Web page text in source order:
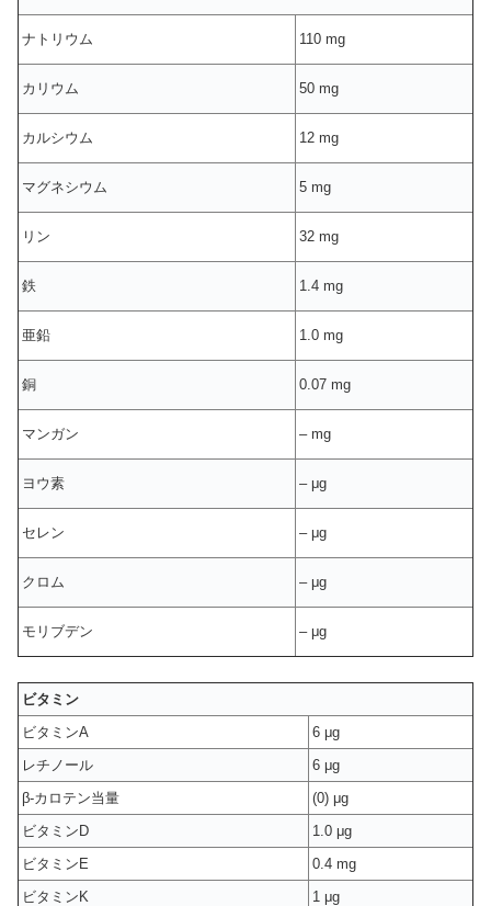
ナトリウム 110 mg
カリウム 50 mg
カルシウム 12 mg
マグネシウム 5 mg
リン 32 mg
鉄 1.4 mg
亜鉛 1.0 mg
銅 0.07 mg
マンガン – mg
ヨウ素 – μg
セレン – μg
クロム – μg
モリブデン – μg
ビタミン
ビタミンA
6 μg
レチノール
6 μg
β-カロテン当量
(0) μg
ビタミンD
1.0 μg
ビタミンE
0.4 mg
ビタミンK
1 μg